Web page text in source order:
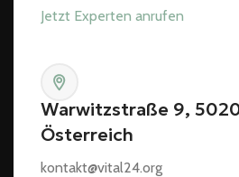
Jetzt Experten anrufen
Warwitzstraße 9,
Österreich
kontakt@vital24.org